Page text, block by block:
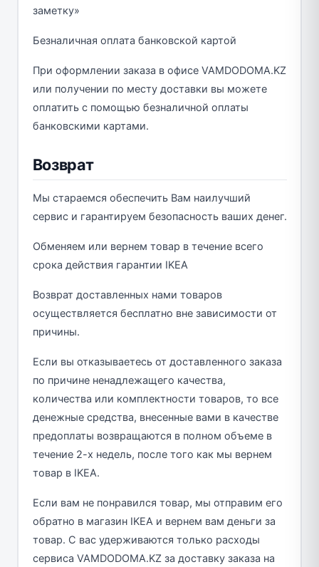
заметку»
Безналичная оплата банковской картой
При оформлении заказа в офисе VAMDODOMA.KZ
или получении по месту доставки вы можете
оплатить с помощью безналичной оплаты
банковскими картами.
Возврат
Мы стараемся обеспечить Вам наилучший
сервис и гарантируем безопасность ваших денег.
Обменяем или вернем товар в течение всего
срока действия гарантии IKEA
Возврат доставленных нами товаров
осуществляется бесплатно вне зависимости от
причины.
Если вы отказываетесь от доставленного заказа
по причине ненадлежащего качества,
количества или комплектности товаров, то все
денежные средства, внесенные вами в качестве
предоплаты возвращаются в полном объеме в
течение 2-х недель, после того как мы вернем
товар в IKEA.
Если вам не понравился товар, мы отправим его
обратно в магазин IKEA и вернем вам деньги за
товар. С вас удерживаются только расходы
сервиса VAMDODOMA.KZ за доставку заказа на